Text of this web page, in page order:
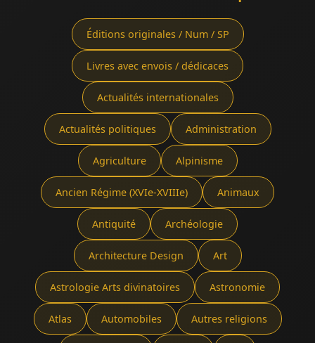
Éditions originales / Num / SP
Livres avec envois / dédicaces
Actualités internationales
Actualités politiques Administration
Agriculture Alpinisme
Ancien Régime (XVIe-XVIIIe) Animaux
Antiquité Archéologie
Architecture Design Art
Astrologie Arts divinatoires Astronomie
Atlas Automobiles Autres religions